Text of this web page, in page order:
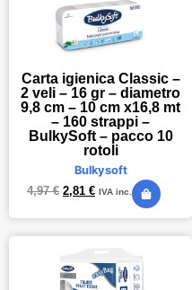
Carta igienica Classic –
2 veli – 16 gr – diametro
9,8 cm – 10 cm x16,8 mt
– 160 strappi –
BulkySoft – pacco 10
rotoli
Bulkysoft
4,97€ 2,81 € IVA inc.